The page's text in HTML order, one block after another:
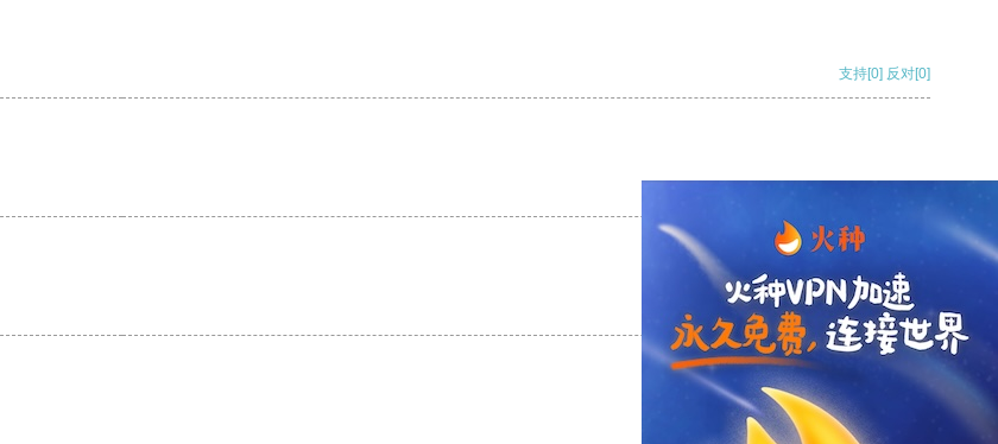
支持[0] 反对[0]
支持 [0] 反对[0]
支持